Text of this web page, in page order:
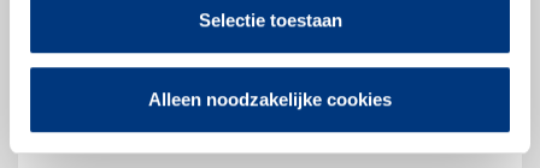
Selectie toestaan
Alleen noodzakelijke cookies
145 pk - 175 pk
Wielbasis 2.642 mm